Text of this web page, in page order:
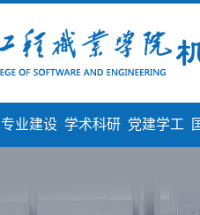
专业建设 学术科研 党建学工